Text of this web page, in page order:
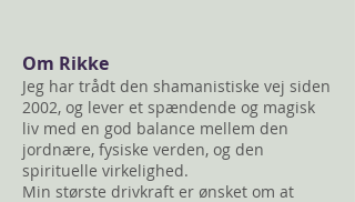
Om Rikke
Jeg har trådt den shamanistiske vej siden
2002, og lever et spændende og magisk
liv med en god balance mellem den
jordnære, fysiske verden, og den
spirituelle virkelighed.
Min største drivkraft er ønsket om at